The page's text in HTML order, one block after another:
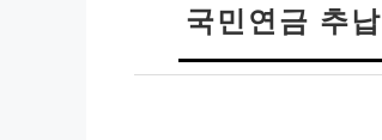
국민연금 추